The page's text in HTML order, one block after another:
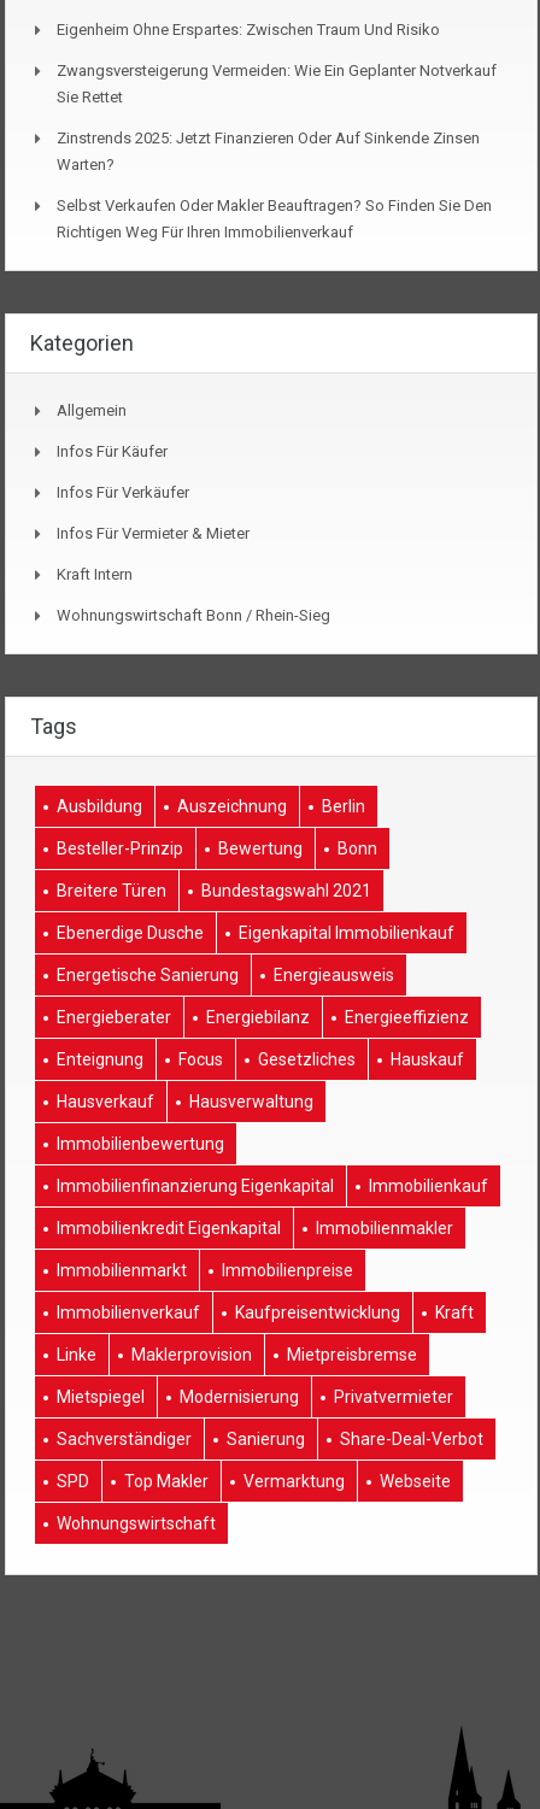
Eigenheim Ohne Erspartes: Zwischen Traum Und Risiko
Zwangsversteigerung Vermeiden: Wie Ein Geplanter Notverkauf
Sie Rettet
Zinstrends 2025: Jetzt Finanzieren Oder Auf Sinkende Zinsen
Warten?
Selbst Verkaufen Oder Makler Beauftragen? So Finden Sie Den
Richtigen Weg Für Ihren Immobilienverkauf
Kategorien
Allgemein
Infos Für Käufer
Infos Für Verkäufer
Infos Für Vermieter & Mieter
Kraft Intern
Wohnungswirtschaft Bonn / Rhein-Sieg
Tags
Ausbildung Auszeichnung Berlin
Besteller-Prinzip Bewertung Bonn
Breitere Türen Bundestagswahl 2021
Ebenerdige Dusche Eigenkapital Immobilienkauf
Energetische Sanierung Energieausweis
Energieberater Energiebilanz Energieeffizienz
Enteignung Focus Gesetzliches Hauskauf
Hausverkauf Hausverwaltung
Immobilienbewertung
Immobilienfinanzierung Eigenkapital Immobilienkauf
Immobilienkredit Eigenkapital Immobilienmakler
Immobilienmarkt Immobilienpreise
Immobilienverkauf Kaufpreisentwicklung Kraft
Linke Maklerprovision Mietpreisbremse
Mietspiegel Modernisierung Privatvermieter
Sachverständiger Sanierung Share-Deal-Verbot
SPD Top Makler Vermarktung Webseite
Wohnungswirtschaft